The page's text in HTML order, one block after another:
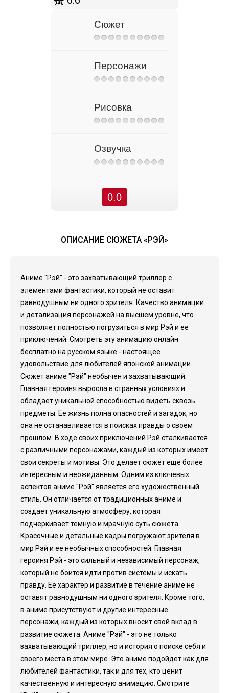
Сюжет
Персонажи
Рисовка
Озвучка
0.0
ОПИСАНИЕ СЮЖЕТА «РЭЙ»
Аниме "Рэй" - это захватывающий триллер с
элементами фантастики, который не оставит
равнодушным ни одного зрителя. Качество анимации
и детализация персонажей на высшем уровне, что
позволяет полностью погрузиться в мир Рэй и ее
приключений. Смотреть эту анимацию онлайн
бесплатно на русском языке - настоящее
удовольствие для любителей японской анимации.
Сюжет аниме "Рэй" необычен и захватывающий.
Главная героиня выросла в странных условиях и
обладает уникальной способностью видеть сквозь
предметы. Ее жизнь полна опасностей и загадок, но
она не останавливается в поисках правды о своем
прошлом. В ходе своих приключений Рэй сталкивается
с различными персонажами, каждый из которых имеет
свои секреты и мотивы. Это делает сюжет еще более
интересным и неожиданным. Одним из ключевых
аспектов аниме "Рэй" является его художественный
стиль. Он отличается от традиционных аниме и
создает уникальную атмосферу, которая
подчеркивает темную и мрачную суть сюжета.
Красочные и детальные кадры погружают зрителя в
мир Рэй и ее необычных способностей. Главная
героиня Рэй - это сильный и независимый персонаж,
который не боится идти против системы и искать
правду. Ее характер и развитие в течение аниме не
оставят равнодушным ни одного зрителя. Кроме того,
в аниме присутствуют и другие интересные
персонажи, каждый из которых вносит свой вклад в
развитие сюжета. Аниме "Рэй" - это не только
захватывающий триллер, но и история о поиске себя и
своего места в этом мире. Это аниме подойдет как для
любителей фантастики, так и для тех, кто ценит
качественную и интересную анимацию. Смотрите